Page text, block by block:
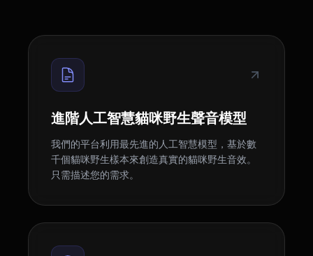
進階人工智慧貓咪野生聲音模型
我們的平台利用最先進的人工智慧模型，基於數
千個貓咪野生樣本來創造真實的貓咪野生音效。
只需描述您的需求。